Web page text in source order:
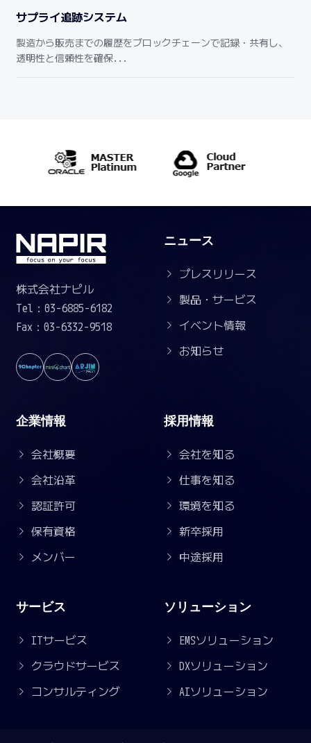
サプライ追跡システム
製造から販売までの履歴をブロックチェーンで記録・共有し、
透明性と信頼性を確保...
株式会社ナピル
Tel：03-6885-6182
Fax：03-6332-9518
ニュース
プレスリリース
製品・サービス
イベント情報
お知らせ
企業情報
会社概要
会社沿革
認証許可
保有資格
メンバー
採用情報
会社を知る
仕事を知る
環境を知る
新卒採用
中途採用
サービス
ITサービス
クラウドサービス
コンサルティング
ソリューション
EMSソリューション
DXソリューション
AIソリューション